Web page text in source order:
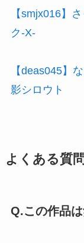
【smjx016】
ク-X-
【deas045】
影シロウト
よくある質問
Q.この作品